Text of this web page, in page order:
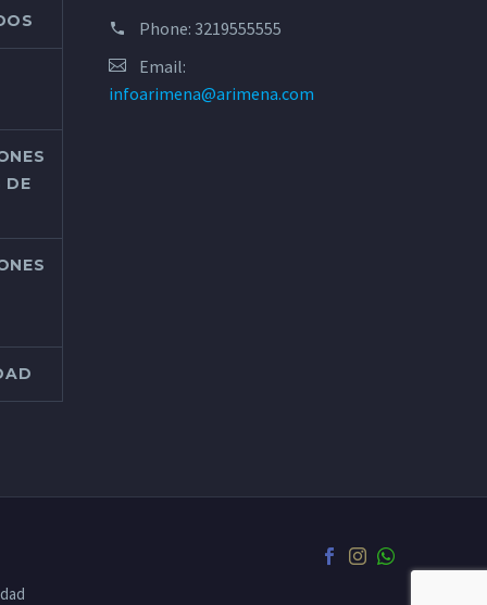
DE
Phone: 3219555555
Email:
infoarimena@arimena.com